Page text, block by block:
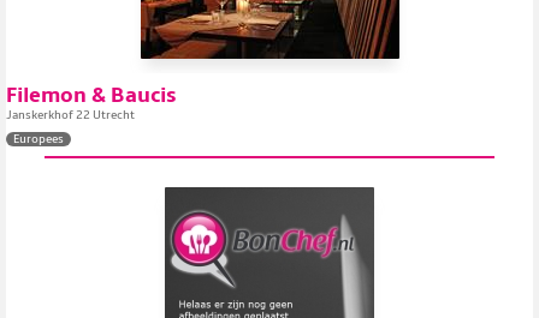
Filemon & Baucis
Janskerkhof 22 Utrecht
Europees